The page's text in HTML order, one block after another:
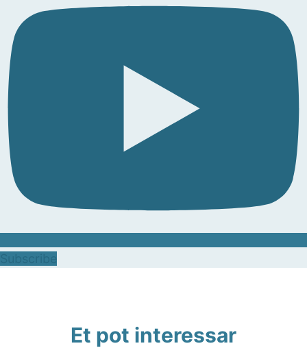
Et pot interessar